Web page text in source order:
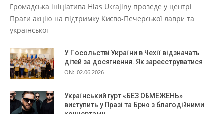
Громадська ініціатива Hlas Ukrajiny проведе у центрі
Праги акцію на підтримку Києво-Печерської лаври та
української
У Посольстві України в Чехії відзначать
дітей за досягнення. Як зареєструватися
ON: 02.06.2026
Український гурт «БЕЗ ОБМЕЖЕНЬ»
виступить у Празі та Брно з благодійними